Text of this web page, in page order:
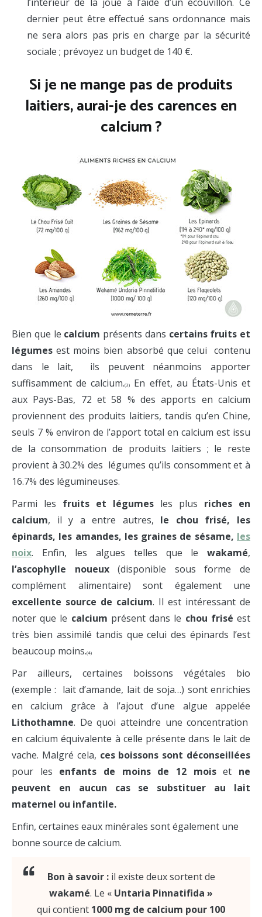
dernier peut être effectué sans ordonnance mais
ne sera alors pas pris en charge par la sécurité
sociale ; prévoyez un budget de 140 €.
Si je ne mange pas de produits
laitiers, aurai-je des carences en
calcium ?
Bien que le calcium présents dans certains fruits et
légumes est moins bien absorbé que celui contenu
dans le lait, ils peuvent néanmoins apporter
suffisamment de calcium.(3)
En effet, au États-Unis et
aux Pays-Bas, 72 et 58 % des apports en calcium
proviennent des produits laitiers, tandis qu’en Chine,
seuls 7 % environ de l’apport total en calcium est issu
de la consommation de produits laitiers ; le reste
provient à 30.2% des légumes qu’ils consomment et à
16.7% des légumineuses.
Parmi les fruits et légumes les plus riches en
calcium, il y a entre autres, le chou frisé, les
épinards, les amandes, les graines de sésame, les
noix. Enfin, les algues telles que le wakamé,
l’ascophylle noueux(disponible sous forme de
complément alimentaire) sont également une
excellente source de calcium. Il est intéressant de
noter que le calcium présent dans le chou frisé est
très bien assimilé tandis que celui des épinards l’est
beaucoup moins.(4)
Par ailleurs, certaines boissons végétales bio
(exemple : lait d’amande, lait de soja…) sont enrichies
en calcium grâce à l’ajout d’une algue appelée
Lithothamne. De quoi atteindre une concentration
en calcium équivalente à celle présente dans le lait de
vache. Malgré cela, ces boissons sont déconseillées
pour les enfants de moins de 12 moiset ne
peuvent en aucun cas se substituer au lait
maternel ou infantile.
Enfin, certaines eaux minérales sont également une
bonne source de calcium.
Bon à savoir :il existe deux sortent de
wakamé. Le « Untaria Pinnatifida »
qui contient 1000 mg de calcium pour 100